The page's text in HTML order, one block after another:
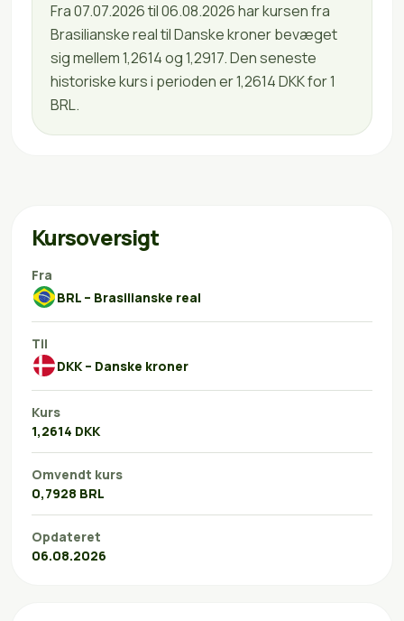
Fra 07.07.2026 til 06.08.2026 har kursen fra
Brasilianske real til Danske kroner bevæget
sig mellem 1,2614 og 1,2917. Den seneste
historiske kurs i perioden er 1,2614 DKK for 1
BRL.
Kursoversigt
Fra
BRL – Brasilianske real
Til
DKK – Danske kroner
Kurs
1,2614 DKK
Omvendt kurs
0,7928 BRL
Opdateret
06.08.2026